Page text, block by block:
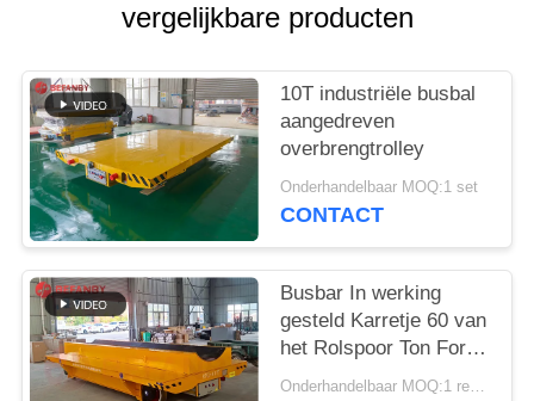
vergelijkbare producten
10T industriële busbal
aangedreven
overbrengtrolley
Onderhandelbaar MOQ:1 set
CONTACT
Busbar In werking
gesteld Karretje 60 van
het Rolspoor Ton For
Factory
Onderhandelbaar MOQ:1 reeks